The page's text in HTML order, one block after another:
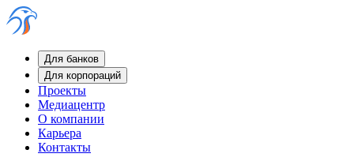
Для банков
Для корпораций
Проекты
Медиацентр
О компании
Карьера
Контакты